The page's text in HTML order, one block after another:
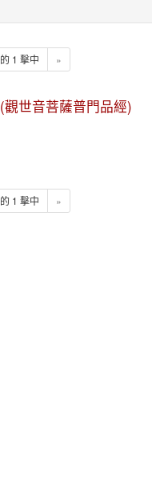
1 擊中 »
觀世音菩薩普門品經)
1 擊中 »